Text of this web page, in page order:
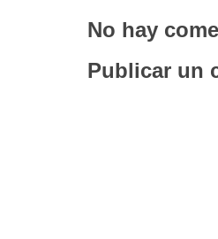
No hay
Publicar un